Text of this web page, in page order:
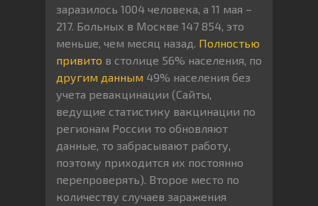
заразилось 1004 человека, а 11 мая –
217. Больных в Москве 147 854, это
меньше, чем месяц назад. Полностью
привито в столице 56% населения, по
другим данным 49% населения без
учета ревакцинации (Сайты,
ведущие статистику вакцинации по
регионам России то обновляют
данные, то забрасывают работу,
поэтому приходится их постоянно
перепроверять). Второе место по
количеству случаев заражения